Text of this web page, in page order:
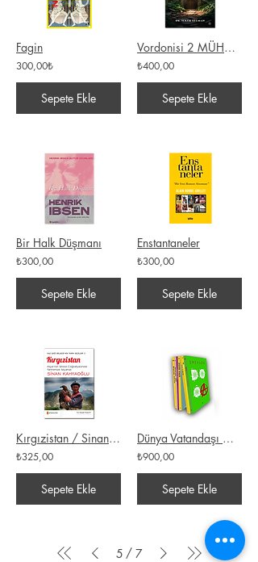
Fagin
300,00₺
Sepete Ekle
Vordonisi 2 MÜHÜR / İlker Selman
₺400,00
Sepete Ekle
Bir Halk Düşmanı
₺300,00
Sepete Ekle
Enstantaneler
₺300,00
Sepete Ekle
Kırgızistan / Sinan Kahyaoğlu
₺325,00
Sepete Ekle
Dünya Vatandaşı Olmak Seti (7 Kitap)
₺900,00
Sepete Ekle
5 / 7